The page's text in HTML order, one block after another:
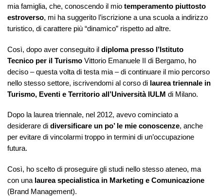
mia famiglia, che, conoscendo il mio temperamento piuttosto
estroverso, mi ha suggerito l’iscrizione a una scuola a indirizzo
turistico, di carattere più “dinamico” rispetto ad altre.
Così, dopo aver conseguito il diploma presso l’Istituto
Tecnico per il Turismo Vittorio Emanuele II di Bergamo, ho
deciso – questa volta di testa mia – di continuare il mio percorso
nello stesso settore, iscrivendomi al corso di laurea triennale in
Turismo, Eventi e Territorio all’Università IULM di Milano.
Dopo la laurea triennale, nel 2012, avevo cominciato a
desiderare di diversificare un po’ le mie conoscenze, anche
per evitare di vincolarmi troppo in termini di un’occupazione
futura.
Così, ho scelto di proseguire gli studi nello stesso ateneo, ma
con una laurea specialistica in Marketing e Comunicazione
(Brand Management).